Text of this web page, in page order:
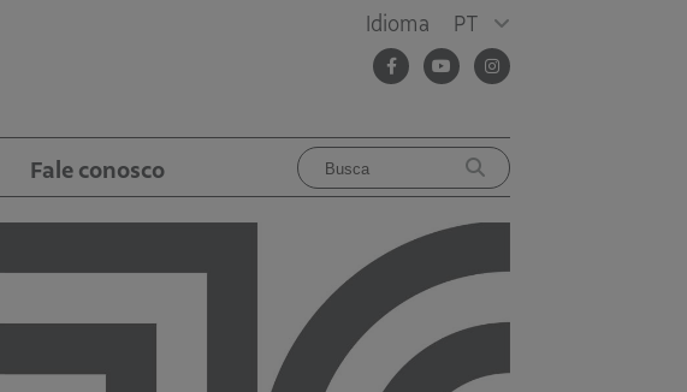
Idioma PT
Fale conosco